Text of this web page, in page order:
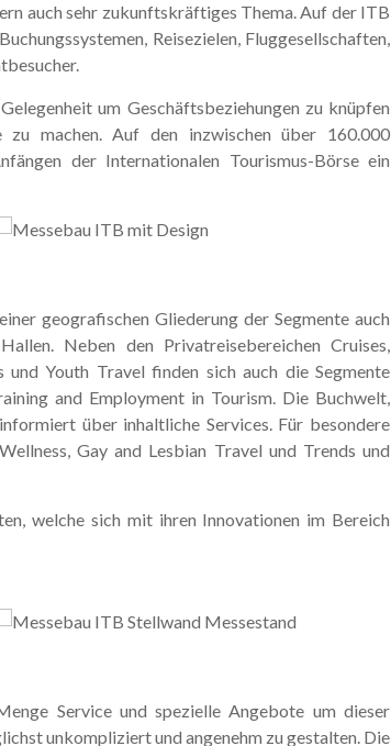
auch sehr zukunftskräftiges Thema. Auf der ITB
Reisezielen, Fluggesellschaften,
um Geschäftsbeziehungen zu knüpfen
machen. Auf den inzwischen über 160.000
der Internationalen Tourismus-Börse ein
geografischen Gliederung der Segmente auch
Neben den Privatreisebereichen Cruises,
Youth Travel finden sich auch die Segmente
and Employment in Tourism. Die Buchwelt,
über inhaltliche Services. Für besondere
Gay and Lesbian Travel und Trends und
welche sich mit ihren Innovationen im Bereich
Service und spezielle Angebote um dieser
unkompliziert und angenehm zu gestalten. Die